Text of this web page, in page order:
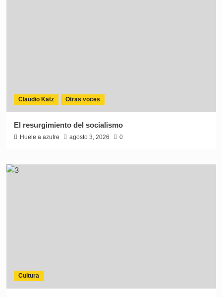
Claudio Katz Otras voces
El resurgimiento del socialismo
Huele a azufre agosto 3, 2026 0
Cultura